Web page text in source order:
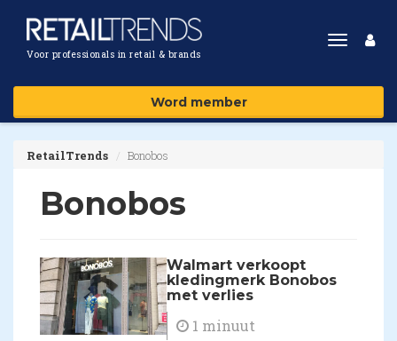
Voor professionals in retail & brands
Toggle
Word member
RetailTrends Bonobos
Bonobos
Walmart verkoopt
kledingmerk Bonobos
met verlies
1 minuut